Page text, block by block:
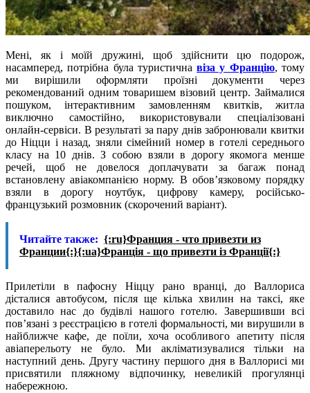
Мені, як і моїй дружині, щоб здійснити цю подорож,
насамперед, потрібна була туристичнавіза у Францію, тому
ми вирішили оформляти проїзні документи через
рекомендований одним товаришем візовий центр. Займалися
пошуком, інтерактивним замовленням квитків, житла
виключно самостійно, використовували спеціалізовані
онлайн-сервіси. В результаті за пару днів забронювали квитки
до Ніцци і назад, зняли сімейний номер в готелі середнього
класу на 10 днів. З собою взяли в дорогу якомога менше
речей, щоб не довелося доплачувати за багаж понад
встановлену авіакомпанією норму. В обов’язковому порядку
взяли в дорогу ноутбук, цифрову камеру, російсько-
французький розмовник (скорочений варіант).
Читайте также: {:ru}Франция - что привезти из
Франции{:}{:ua}Франція - що привезти із Франції{:}
Прилетіли в пафосну Ніццу рано вранці, до Валлориса
дісталися автобусом, після ще кілька хвилин на таксі, яке
доставило нас до будівлі нашого готелю. Завершивши всі
пов’язані з реєстрацією в готелі формальності, ми вирушили в
найближче кафе, де поїли, хоча особливого апетиту після
авіаперельоту не було. Ми акліматизувалися тільки на
наступний день. Другу частину першого дня в Валлорисі ми
присвятили пляжному відпочинку, невеликій прогулянці
набережною.